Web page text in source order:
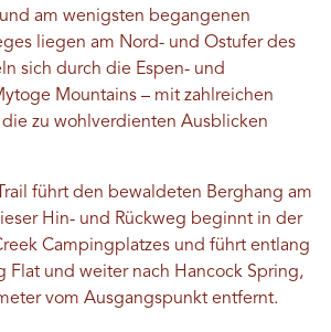
am wenigsten begangenen
liegen am Nord- und Ostufer des
sich durch die Espen- und
Mountains – mit zahlreichen
zu wohlverdienten Ausblicken
führt den bewaldeten Berghang am
Hin- und Rückweg beginnt in der
Campingplatzes und führt entlang
Flat und weiter nach Hancock Spring,
vom Ausgangspunkt entfernt.